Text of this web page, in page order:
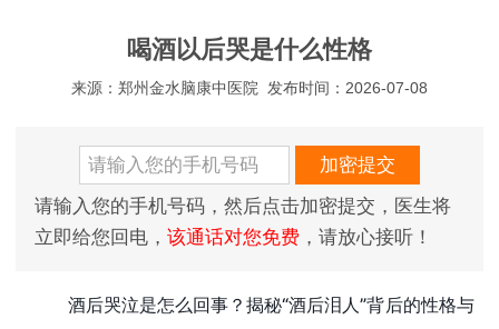
喝酒以后哭是什么性格
来源：郑州金水脑康中医院 发布时间：2026-07-08
请输入您的手机号码，然后点击加密提交，医生将
立即给您回电， 该通话对您免费，请放心接听！
酒后哭泣是怎么回事？揭秘“酒后泪人”背后的性格与